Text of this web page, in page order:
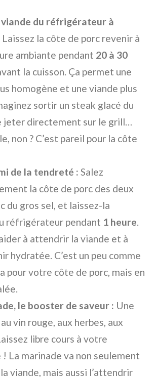
du réfrigérateur à
Laissez la côte de porc revenir à
ambiante pendant 20 à 30
la cuisson. Ça permet une
homogène et une viande plus
sortir un steak glacé du
jeter directement sur le grill…
non ? C’est pareil pour la côte
de la tendreté : Salez
la côte de porc des deux
du gros sel, et laissez-la
réfrigérateur pendant 1 heure.
à attendrir la viande et à
hydratée. C’est un peu comme
pour votre côte de porc, mais en
le booster de saveur : Une
vin rouge, aux herbes, aux
libre cours à votre
La marinade va non seulement
viande, mais aussi l’attendrir